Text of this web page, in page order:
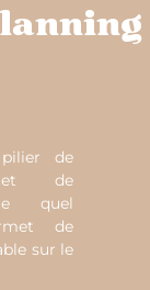
de
et de
quel
de
sur le